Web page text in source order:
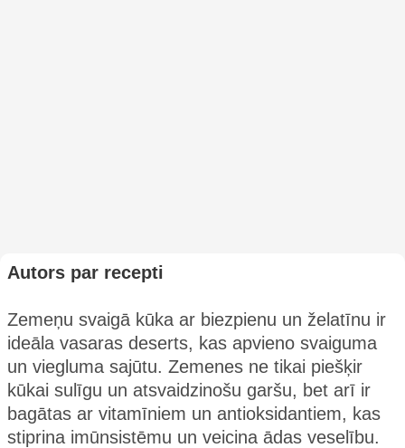
Autors par recepti
Zemeņu svaigā kūka ar biezpienu un želatīnu ir
ideāla vasaras deserts, kas apvieno svaiguma
un viegluma sajūtu. Zemenes ne tikai piešķir
kūkai sulīgu un atsvaidzinošu garšu, bet arī ir
bagātas ar vitamīniem un antioksidantiem, kas
stiprina imūnsistēmu un veicina ādas veselību.